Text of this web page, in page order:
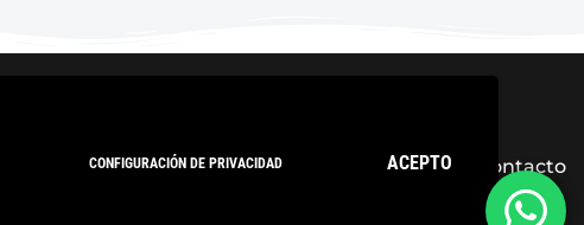
CONFIGURACIÓN DE PRIVACIDAD ACEPTO
Política de privacidad Condiciones Generales Contacto